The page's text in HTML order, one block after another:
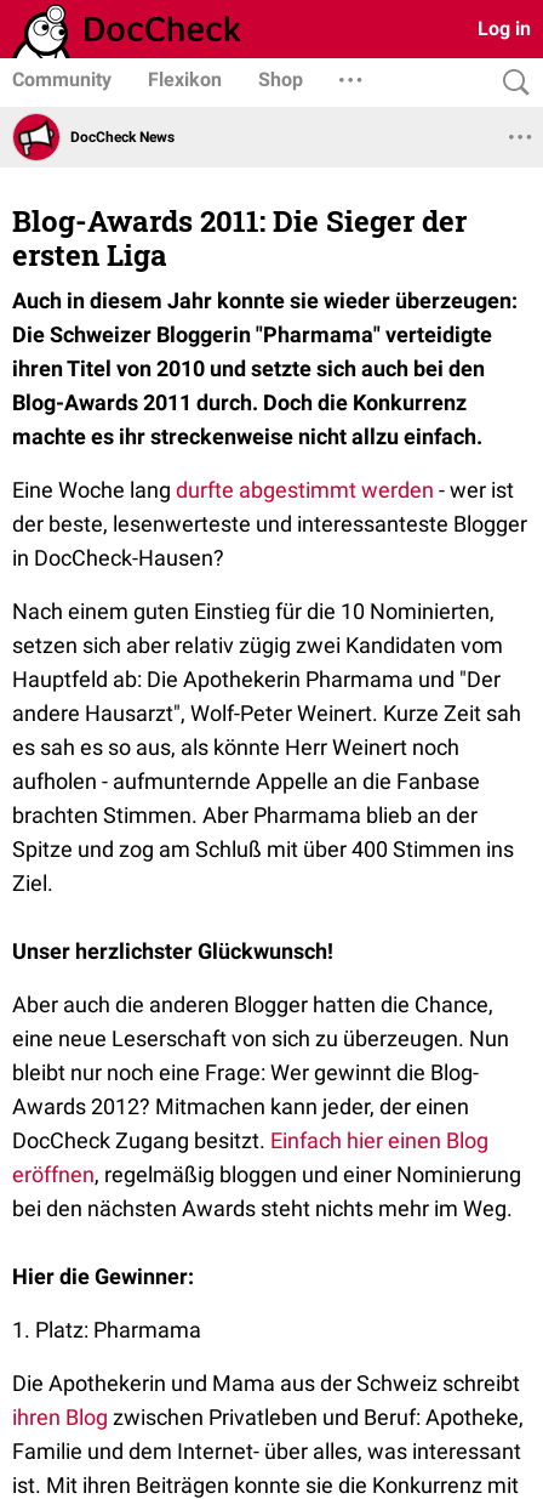
Log in
Community Flexikon Shop
DocCheck News
Blog-Awards 2011: Die Sieger der
ersten Liga
Auch in diesem Jahr konnte sie wieder überzeugen:
Die Schweizer Bloggerin "Pharmama" verteidigte
ihren Titel von 2010 und setzte sich auch bei den
Blog-Awards 2011 durch. Doch die Konkurrenz
machte es ihr streckenweise nicht allzu einfach.
Eine Woche lang durfte abgestimmt werden - wer ist
der beste, lesenwerteste und interessanteste Blogger
in DocCheck-Hausen?
Nach einem guten Einstieg für die 10 Nominierten,
setzen sich aber relativ zügig zwei Kandidaten vom
Hauptfeld ab: Die Apothekerin Pharmama und "Der
andere Hausarzt", Wolf-Peter Weinert. Kurze Zeit sah
es sah es so aus, als könnte Herr Weinert noch
aufholen - aufmunternde Appelle an die Fanbase
brachten Stimmen. Aber Pharmama blieb an der
Spitze und zog am Schluß mit über 400 Stimmen ins
Ziel.
Unser herzlichster Glückwunsch!
Aber auch die anderen Blogger hatten die Chance,
eine neue Leserschaft von sich zu überzeugen. Nun
bleibt nur noch eine Frage: Wer gewinnt die Blog-
Awards 2012? Mitmachen kann jeder, der einen
DocCheck Zugang besitzt. Einfach hier einen Blog
eröffnen, regelmäßig bloggen und einer Nominierung
bei den nächsten Awards steht nichts mehr im Weg.
Hier die Gewinner:
1. Platz: Pharmama
Die Apothekerin und Mama aus der Schweiz schreibt
ihren Blog zwischen Privatleben und Beruf: Apotheke,
Familie und dem Internet- über alles, was interessant
ist. Mit ihren Beiträgen konnte sie die Konkurrenz mit